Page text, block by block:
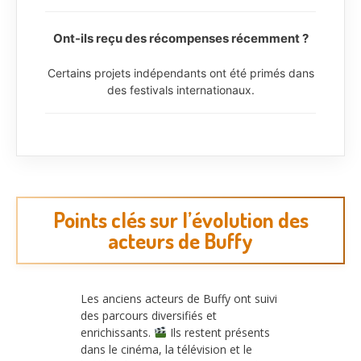
Ont-ils reçu des récompenses récemment ?
Certains projets indépendants ont été primés dans
des festivals internationaux.
Points clés sur l’évolution des
acteurs de Buffy
Les anciens acteurs de Buffy ont suivi
des parcours diversifiés et
enrichissants.
Ils restent présents
dans le cinéma, la télévision et le